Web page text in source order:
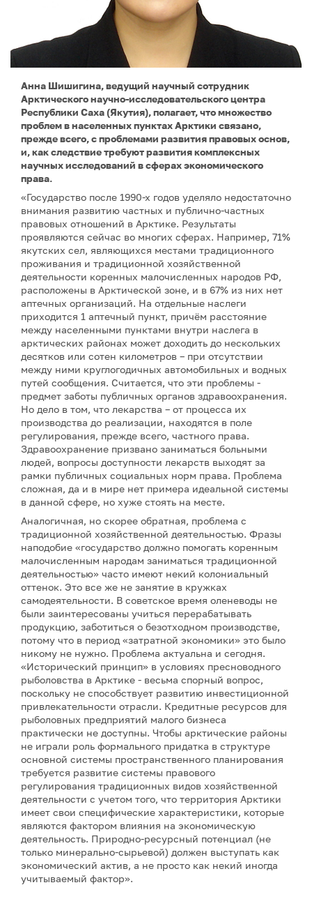
Анна Шишигина, ведущий научный сотрудник
Арктического научно-исследовательского центра
Республики Саха (Якутия), полагает, что множество
проблем в населенных пунктах Арктики связано,
прежде всего, с проблемами развития правовых основ,
и, как следствие требуют развития комплексных
научных исследований в сферах экономического
права.
«Государство после 1990-х годов уделяло недостаточно
внимания развитию частных и публично-частных
правовых отношений в Арктике. Результаты
проявляются сейчас во многих сферах. Например, 71%
якутских сел, являющихся местами традиционного
проживания и традиционной хозяйственной
деятельности коренных малочисленных народов РФ,
расположены в Арктической зоне, и в 67% из них нет
аптечных организаций. На отдельные наслеги
приходится 1 аптечный пункт, причём расстояние
между населенными пунктами внутри наслега в
арктических районах может доходить до нескольких
десятков или сотен километров – при отсутствии
между ними круглогодичных автомобильных и водных
путей сообщения. Считается, что эти проблемы -
предмет заботы публичных органов здравоохранения.
Но дело в том, что лекарства – от процесса их
производства до реализации, находятся в поле
регулирования, прежде всего, частного права.
Здравоохранение призвано заниматься больными
людей, вопросы доступности лекарств выходят за
рамки публичных социальных норм права. Проблема
сложная, да и в мире нет примера идеальной системы
в данной сфере, но хуже стоять на месте.
Аналогичная, но скорее обратная, проблема с
традиционной хозяйственной деятельностью. Фразы
наподобие «государство должно помогать коренным
малочисленным народам заниматься традиционной
деятельностью» часто имеют некий колониальный
оттенок. Это все же не занятие в кружках
самодеятельности. В советское время оленеводы не
были заинтересованы учиться перерабатывать
продукцию, заботиться о безотходном производстве,
потому что в период «затратной экономики» это было
никому не нужно. Проблема актуальна и сегодня.
«Исторический принцип» в условиях пресноводного
рыболовства в Арктике - весьма спорный вопрос,
поскольку не способствует развитию инвестиционной
привлекательности отрасли. Кредитные ресурсов для
рыболовных предприятий малого бизнеса
практически не доступны. Чтобы арктические районы
не играли роль формального придатка в структуре
основной системы пространственного планирования
требуется развитие системы правового
регулирования традиционных видов хозяйственной
деятельности с учетом того, что территория Арктики
имеет свои специфические характеристики, которые
являются фактором влияния на экономическую
деятельность. Природно-ресурсный потенциал (не
только минерально-сырьевой) должен выступать как
экономический актив, а не просто как некий иногда
учитываемый фактор».